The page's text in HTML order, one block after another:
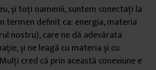
și toți oamenii, suntem conectați la
termen definit ca: energia, materia
nostru), care ne dă adevărata
și ne leagă cu materia și cu
cred că prin această conexiune e